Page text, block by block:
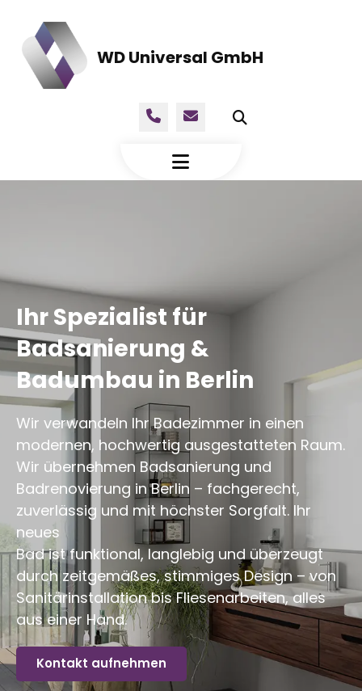
WD Universal GmbH
Ihr Spezialist für
Badsanierung &
Badumbau in Berlin
Wir verwandeln Ihr Badezimmer in einen
modernen, hochwertig ausgestatteten Raum.
Wir übernehmen Badsanierung und
Badrenovierung in Berlin – fachgerecht,
zuverlässig und mit höchster Sorgfalt. Ihr
neues
Bad ist funktional, langlebig und überzeugt
durch zeitgemäßes, stimmiges Design – von
Sanitärinstallation bis Fliesenarbeiten, alles
aus einer Hand.
Kontakt aufnehmen